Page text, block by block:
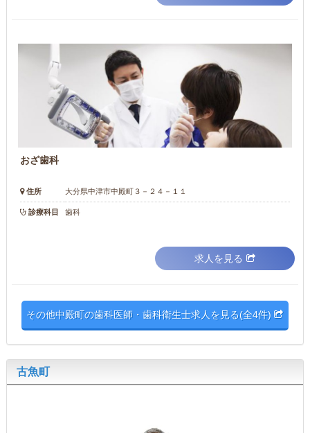
おざ歯科
住所 大分県中津市中殿町３－２４－１１
診療科目 歯科
求人を見る
その他中殿町の歯科医師・歯科衛生士求人を見る(全4件)
古魚町